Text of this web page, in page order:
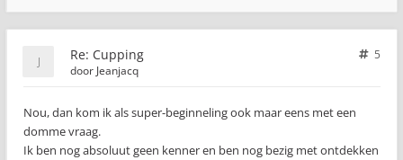
Re: Cupping
5
door Jeanjacq
Nou, dan kom ik als super-beginneling ook maar eens met een
domme vraag.
Ik ben nog absoluut geen kenner en ben nog bezig met ontdekken